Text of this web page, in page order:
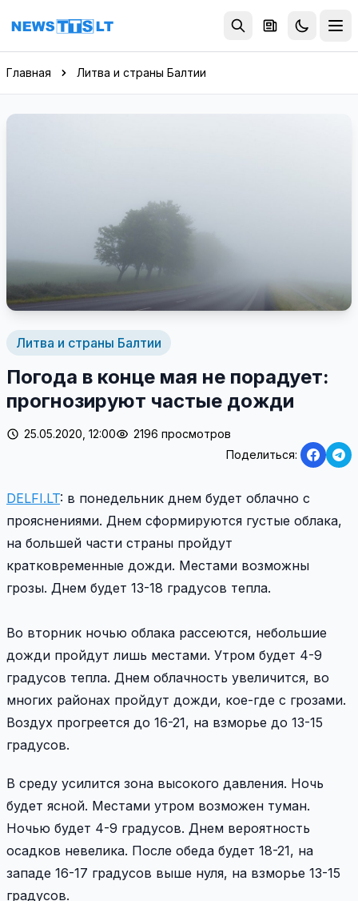
Перейти к содержимому
Главная Литва и страны Балтии
Литва и страны Балтии
Погода в конце мая не порадует:
прогнозируют частые дожди
25.05.2020, 12:00
2196 просмотров
Поделиться:
DELFI.LT: в понедельник днем будет облачно с
прояснениями. Днем сформируются густые облака,
на большей части страны пройдут
кратковременные дожди. Местами возможны
грозы. Днем будет 13-18 градусов тепла.
Во вторник ночью облака рассеются, небольшие
дожди пройдут лишь местами. Утром будет 4-9
градусов тепла. Днем облачность увеличится, во
многих районах пройдут дожди, кое-где с грозами.
Воздух прогреется до 16-21, на взморье до 13-15
градусов.
В среду усилится зона высокого давления. Ночь
будет ясной. Местами утром возможен туман.
Ночью будет 4-9 градусов. Днем вероятность
осадков невелика. После обеда будет 18-21, на
западе 16-17 градусов выше нуля, на взморье 13-15
градусов.